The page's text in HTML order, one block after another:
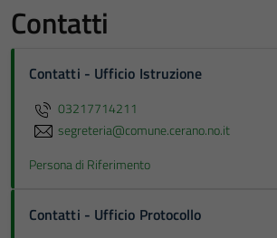
Contatti
Contatti - Ufficio Istruzione
03217714211
segreteria@comune.cerano.no.it
Persona di Riferimento
Contatti - Ufficio Protocollo